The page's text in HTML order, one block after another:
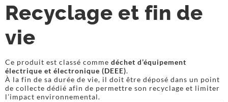
Recyclage et fin de
vie
Ce produit est classé comme déchet d’équipement
électrique et électronique (DEEE).
À la fin de sa durée de vie, il doit être déposé dans un point
de collecte dédié afin de permettre son recyclage et limiter
l’impact environnemental.